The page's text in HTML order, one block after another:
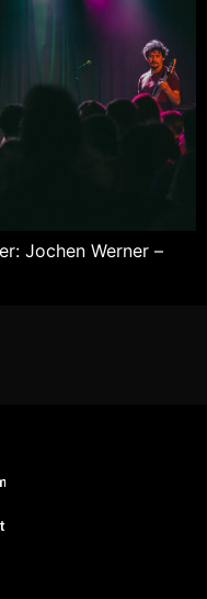
Jochen Werner –